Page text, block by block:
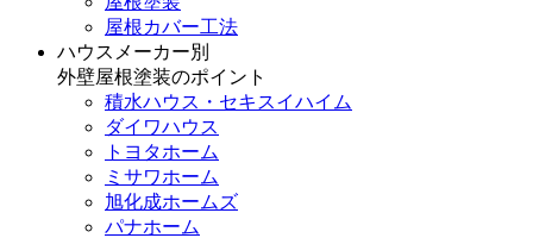
屋根カバー工法
ハウスメーカー別
外壁屋根塗装のポイント
積水ハウス・セキスイハイム
ダイワハウス
トヨタホーム
ミサワホーム
旭化成ホームズ
パナホーム